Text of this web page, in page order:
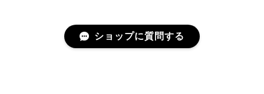
ショップに質問する